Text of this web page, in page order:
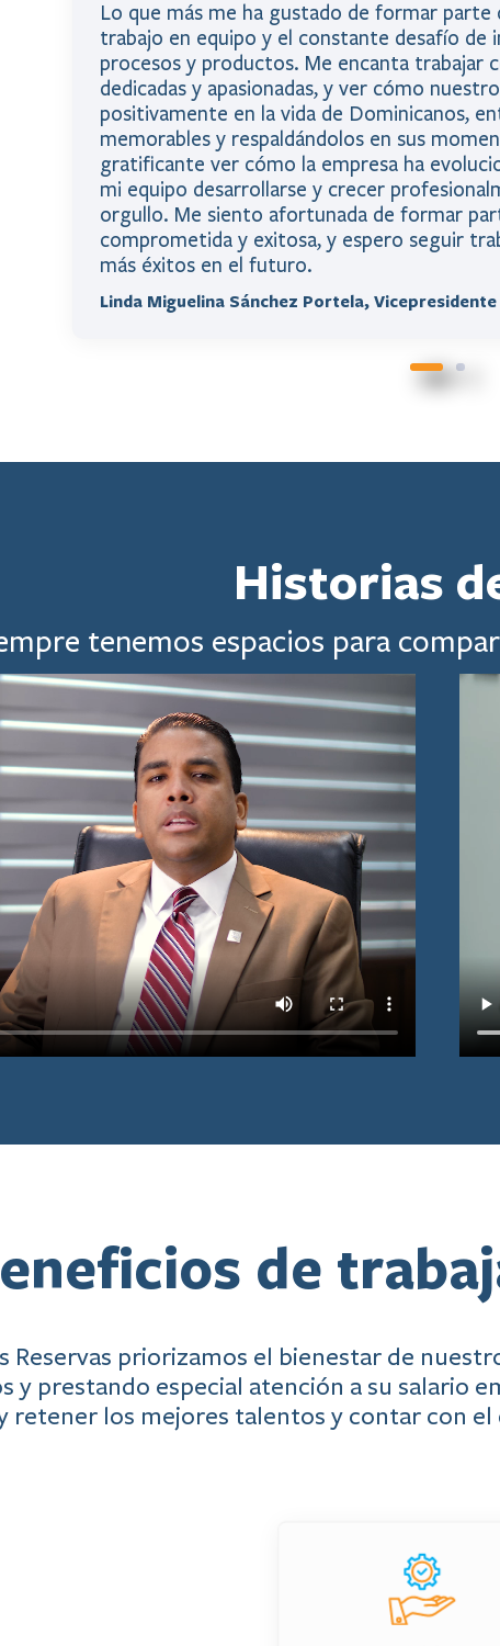
Lo que más me ha gustado de formar parte
trabajo en equipo y el constante desafío de
procesos y productos. Me encanta trabajar
dedicadas y apasionadas, y ver cómo
positivamente en la vida de Dominicanos,
memorables y respaldándolos en sus
gratificante ver cómo la empresa ha
mi equipo desarrollarse y crecer
orgullo. Me siento afortunada de formar
comprometida y exitosa, y espero seguir
más éxitos en el futuro.
Linda Miguelina Sánchez Portela,
Historias
tenemos espacios para
de
Reservas priorizamos el bienestar de
y prestando especial atención a su salario
retener los mejores talentos y contar con